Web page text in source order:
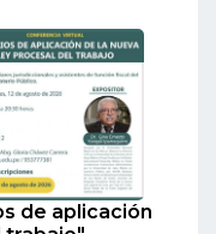
de aplicación